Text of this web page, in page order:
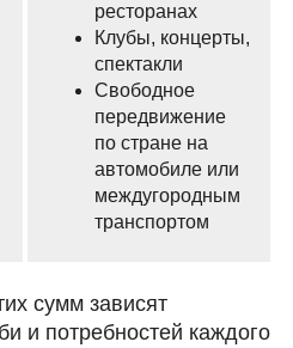
ресторанах
Клубы, концерты,
спектакли
Свободное
передвижение
по стране на
автомобиле или
междугородным
транспортом
сумм зависят
и потребностей каждого